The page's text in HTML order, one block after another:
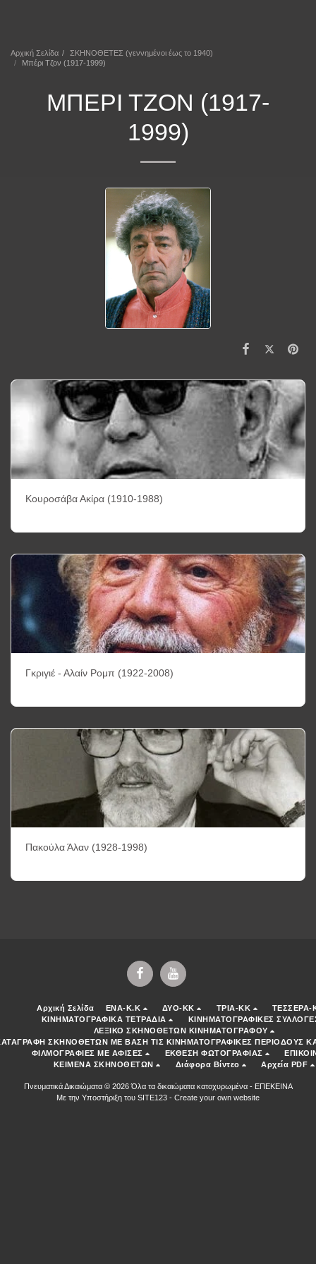
Αρχική Σελίδα
ΣΚΗΝΟΘΕΤΕΣ (γεννημένοι έως το 1940)
Μπέρι Τζον (1917-1999)
ΜΠΈΡΙ ΤΖΟΝ (1917-
1999)
Κουροσάβα Ακίρα (1910-1988)
Γκριγιέ - Αλαίν Ρομπ (1922-2008)
Πακούλα Άλαν (1928-1998)
Αρχική Σελίδα ENA-K.K ΔΥΟ-ΚΚ ΤΡΙΑ-ΚΚ
ΤΕΣΣΕΡΑ-
ΚΙΝΗΜΑΤΟΓΡΑΦΙΚΑ ΤΕΤΡΑΔΙΑ
ΚΙΝΗΜΑΤΟΓΡΑΦΙΚΕΣ
ΛΕΞΙΚΟ ΣΚΗΝΟΘΕΤΩΝ ΚΙΝΗΜΑΤΟΓΡΑΦΟΥ
ΣΚΗΝΟΘΕΤΩΝ ΜΕ ΒΑΣΗ ΤΙΣ ΚΙΝΗΜΑΤΟΓΡΑΦΙΚΕΣ ΠΕΡΙΟΔΟΥΣ
ΦΙΛΜΟΓΡΑΦΙΕΣ ΜΕ ΑΦΙΣΕΣ
ΕΚΘΕΣΗ ΦΩΤΟΓΡΑΦΙΑΣ
ΚΕΙΜΕΝΑ ΣΚΗΝΟΘΕΤΩΝ
Διάφορα Βίντεο Αρχεία PDF
Πνευματικά Δικαιώματα © 2026 Όλα τα δικαιώματα κατοχυρωμένα - ΕΠΕΚΕΙΝΑ
Με την Υποστήριξη του SITE123 - Create your own website